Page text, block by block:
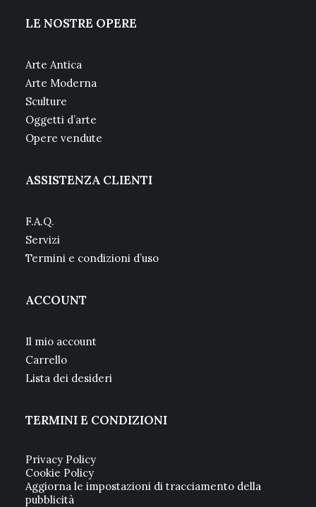
LE NOSTRE OPERE
Arte Antica
Arte Moderna
Sculture
Oggetti d’arte
Opere vendute
ASSISTENZA CLIENTI
F.A.Q.
Servizi
Termini e condizioni d’uso
ACCOUNT
Il mio account
Carrello
Lista dei desideri
TERMINI E CONDIZIONI
Privacy Policy
Cookie Policy
Aggiorna le impostazioni di tracciamento della
pubblicità